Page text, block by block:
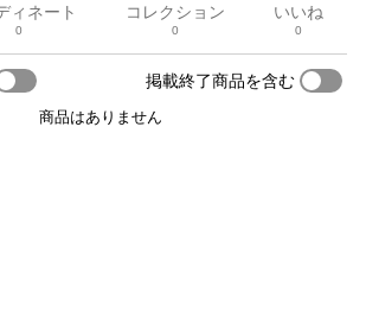
ィネート
0
コレクション
0
いいね
0
掲載終了商品を含む
商品はありません